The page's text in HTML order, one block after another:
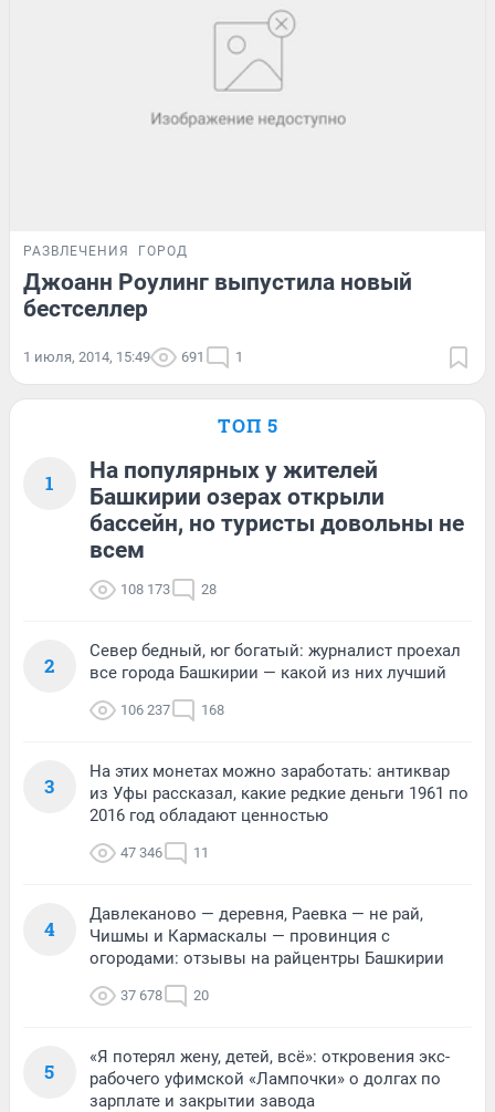
РАЗВЛЕЧЕНИЯ ГОРОД
Джоанн Роулинг выпустила новый
бестселлер
1 июля, 2014, 15:49 691 1
ТОП 5
1
На популярных у жителей
Башкирии озерах открыли
бассейн, но туристы довольны не
всем
108 173 28
2
Север бедный, юг богатый: журналист проехал
все города Башкирии — какой из них лучший
106 237 168
3
На этих монетах можно заработать: антиквар
из Уфы рассказал, какие редкие деньги 1961 по
2016 год обладают ценностью
47 346 11
4
Давлеканово — деревня, Раевка — не рай,
Чишмы и Кармаскалы — провинция с
огородами: отзывы на райцентры Башкирии
37 678 20
5
«Я потерял жену, детей, всё»: откровения экс-
рабочего уфимской «Лампочки» о долгах по
зарплате и закрытии завода